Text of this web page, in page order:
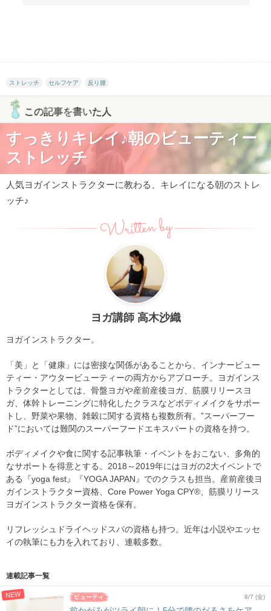
ストレッチ セルフケア 反り腰
この記事を書いた人
すっきりキレイ♪朝のビューティー
ストレッチ
人気ヨガインストラクターに教わる、キレイになる朝のストレ
ッチ♪
Written by
ヨガ講師 高木沙織
ヨガインストラクター。
「美」と「健康」には密接な関係があることから、インナービュー
ティー・アウタービューティーの両方からアプローチ。ヨガインス
トラクターとしては、骨盤ヨガや産前産後ヨガ、筋膜リリースヨ
ガ、体幹トレーニングに特化したクラスなどボディメイクをサポー
トし、野菜や果物、雑穀に関する資格も複数所有。”スーパーフー
ド”においては難関のスーパーフードエキスパートの資格を持つ。
ボディメイクや食に関する記事執筆・イベントをおこない、多角的
なサポートを得意とする。2018～2019年にはヨガの2大イベントで
ある『yoga fest』『YOGA JAPAN』でのクラスも担当。産前産後ヨ
ガインストラクター資格、Core Power Yoga CPY®、筋膜リリース
ヨガインストラクター資格を保有。
リフレッシュドライヘッドスパの資格も持つ。近年は小説やエッセ
イの執筆にも力を入れており、連載多数。
連載記事一覧
NEW 8/7 (金)